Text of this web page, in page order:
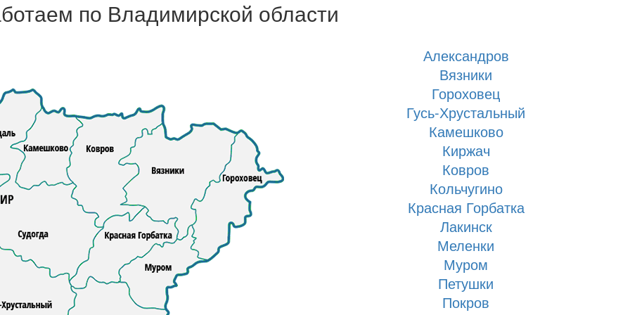
по Владимирской области
Александров
Вязники
Гороховец
Гусь-Хрустальный
Камешково
Киржач
Ковров
Кольчугино
Красная Горбатка
Лакинск
Меленки
Муром
Петушки
Покров